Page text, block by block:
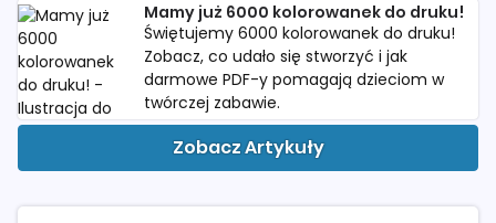
Mamy już 6000 kolorowanek do druku!
Świętujemy 6000 kolorowanek do druku!
Zobacz, co udało się stworzyć i jak
darmowe PDF-y pomagają dzieciom w
twórczej zabawie.
Zobacz Artykuły